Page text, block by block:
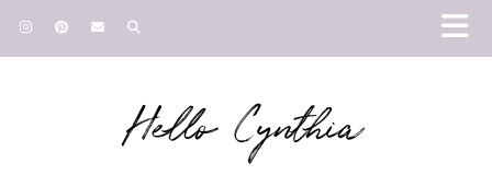
Hello Cynthia